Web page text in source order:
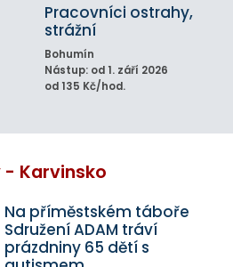
Pracovníci ostrahy,
strážní
Bohumín
Nástup: od 1. září 2026
od 135 Kč/hod.
- Karvinsko
Na příměstském táboře
Sdružení ADAM tráví
prázdniny 65 dětí s